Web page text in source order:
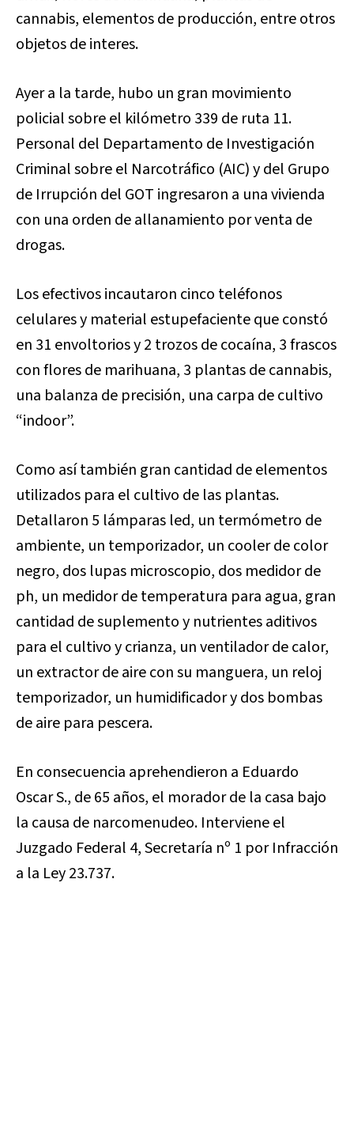
cannabis, elementos de producción, entre otros
objetos de interes.
Ayer a la tarde, hubo un gran movimiento
policial sobre el kilómetro 339 de ruta 11.
Personal del Departamento de Investigación
Criminal sobre el Narcotráfico (AIC) y del Grupo
de Irrupción del GOT ingresaron a una vivienda
con una orden de allanamiento por venta de
drogas.
Los efectivos incautaron cinco teléfonos
celulares y material estupefaciente que constó
en 31 envoltorios y 2 trozos de cocaína, 3 frascos
con flores de marihuana, 3 plantas de cannabis,
una balanza de precisión, una carpa de cultivo
“indoor”.
Como así también gran cantidad de elementos
utilizados para el cultivo de las plantas.
Detallaron 5 lámparas led, un termómetro de
ambiente, un temporizador, un cooler de color
negro, dos lupas microscopio, dos medidor de
ph, un medidor de temperatura para agua, gran
cantidad de suplemento y nutrientes aditivos
para el cultivo y crianza, un ventilador de calor,
un extractor de aire con su manguera, un reloj
temporizador, un humidificador y dos bombas
de aire para pescera.
En consecuencia aprehendieron a Eduardo
Oscar S., de 65 años, el morador de la casa bajo
la causa de narcomenudeo. Interviene el
Juzgado Federal 4, Secretaría nº 1 por Infracción
a la Ley 23.737.